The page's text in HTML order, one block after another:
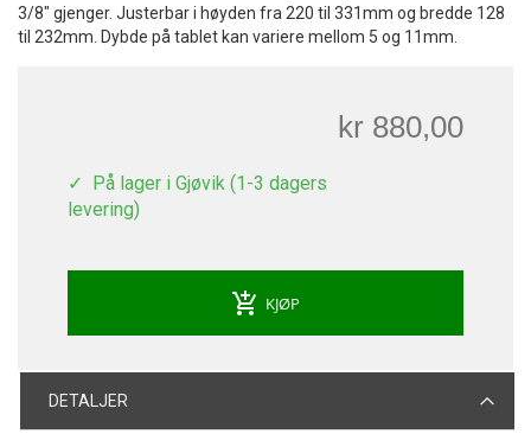
3/8" gjenger. Justerbar i høyden fra 220 til 331mm og bredde 128
til 232mm. Dybde på tablet kan variere mellom 5 og 11mm.
kr 880,00
På lager i Gjøvik (1-3 dagers
levering)
add_shopping_cart KJØP
DETALJER